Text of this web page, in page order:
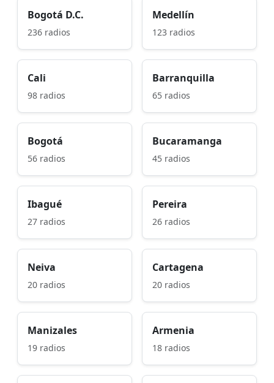
Bogotá D.C.
236 radios
Medellín
123 radios
Cali
98 radios
Barranquilla
65 radios
Bogotá
56 radios
Bucaramanga
45 radios
Ibagué
27 radios
Pereira
26 radios
Neiva
20 radios
Cartagena
20 radios
Manizales
19 radios
Armenia
18 radios